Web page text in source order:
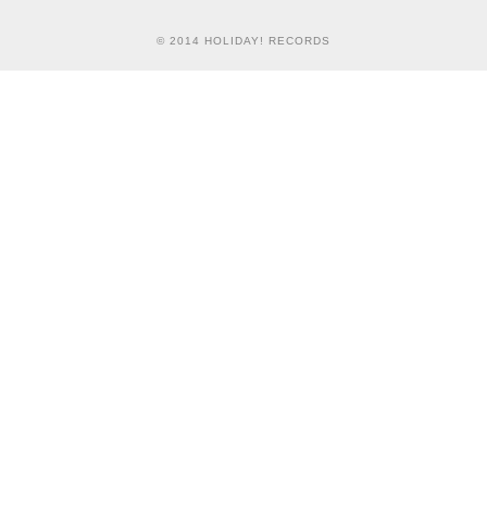
© 2014 HOLIDAY! RECORDS